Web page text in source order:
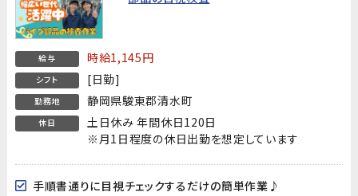
給与 時給1,145円
シフト [日勤]
勤務地 静岡県駿東郡清水町
休日
土日休み 年間休日120日
※月1日程度の休日出勤を想定しています
手順書通りに目視チェックするだけの簡単作業♪